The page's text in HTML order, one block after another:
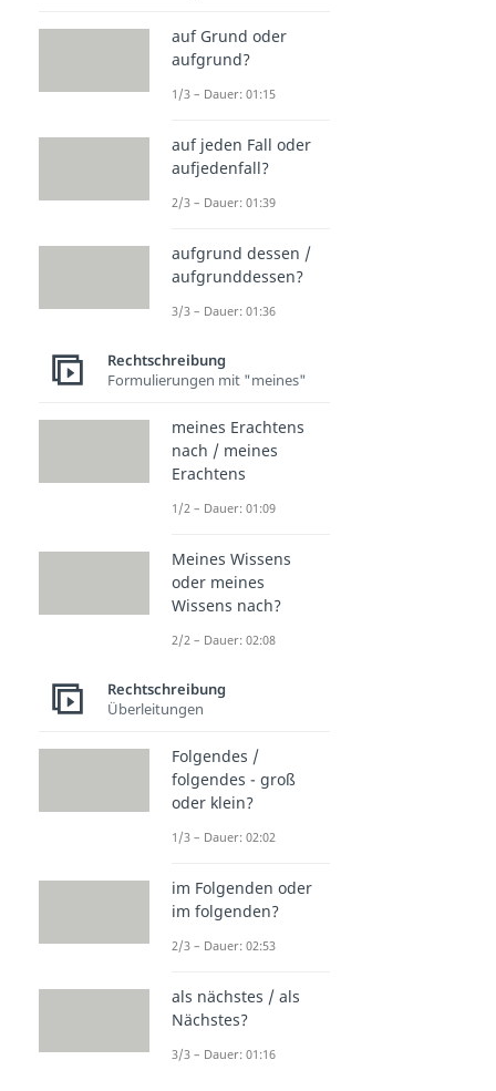
auf Grund oder
aufgrund?
1/3 – Dauer: 01:15
auf jeden Fall oder
aufjedenfall?
2/3 – Dauer: 01:39
aufgrund dessen /
aufgrunddessen?
3/3 – Dauer: 01:36
Rechtschreibung
Formulierungen mit "meines"
meines Erachtens
nach / meines
Erachtens
1/2 – Dauer: 01:09
Meines Wissens
oder meines
Wissens nach?
2/2 – Dauer: 02:08
Rechtschreibung
Überleitungen
Folgendes /
folgendes - groß
oder klein?
1/3 – Dauer: 02:02
im Folgenden oder
im folgenden?
2/3 – Dauer: 02:53
als nächstes / als
Nächstes?
3/3 – Dauer: 01:16